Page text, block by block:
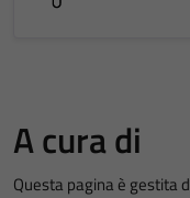
A cura di
Questa pagina è gestita